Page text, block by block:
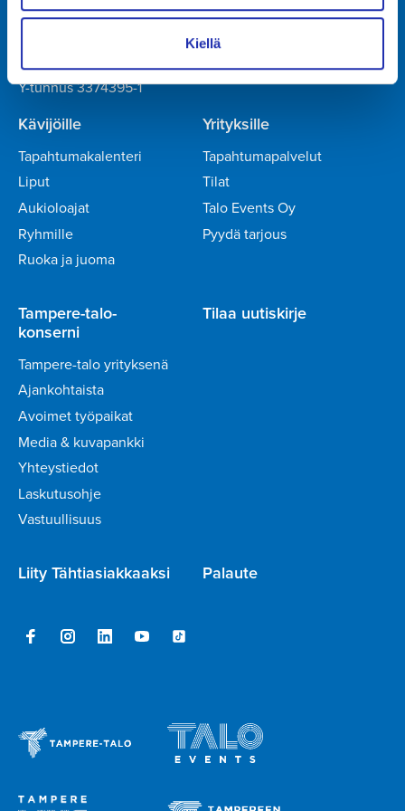
Kiellä
Talo Events Oy
PL 16, 33101 TAMPERE
Y-tunnus 3374395-1
Kävijöille
Tapahtumakalenteri
Liput
Aukioloajat
Ryhmille
Ruoka ja juoma
Yrityksille
Tapahtumapalvelut
Tilat
Talo Events Oy
Pyydä tarjous
Tampere-talo-
konserni
Tampere-talo yrityksenä
Ajankohtaista
Avoimet työpaikat
Media & kuvapankki
Yhteystiedot
Laskutusohje
Vastuullisuus
Tilaa uutiskirje
Liity Tähtiasiakkaaksi Palaute